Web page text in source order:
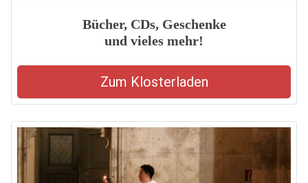
Bücher, CDs, Geschenke
und vieles mehr!
Zum Klosterladen